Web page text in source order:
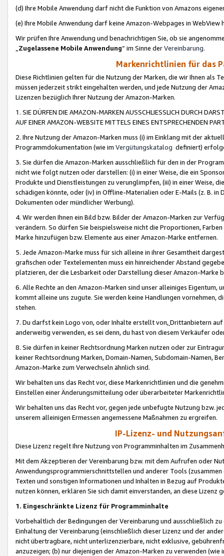
(d) Ihre Mobile Anwendung darf nicht die Funktion von Amazons
(e) Ihre Mobile Anwendung darf keine Amazon-Webpages in WebView
Wir prüfen Ihre Anwendung und benachrichtigen Sie, ob sie
„Zugelassene Mobile Anwendung“ im Sinne derVereinbarung.
Markenrichtlinien für das
Diese Richtlinien gelten für die Nutzung der Marken, die wir Ihnen als
müssen jederzeit strikt eingehalten werden, und jede Nutzung der
Lizenzen bezüglich Ihrer Nutzung der Amazon-Marken.
1. SIE DÜRFEN DIE AMAZON-MARKEN AUSSCHLIESSLICH DURCH
AUF EINER AMAZON-WEBSITE MITTELS EINES ENTSPRECHENDEN
2. Ihre Nutzung der Amazon-Marken muss (i) im Einklang mit der
Programmdokumentation (wie im Vergütungskatalog definiert)
3. Sie dürfen die Amazon-Marken ausschließlich für den in der
nicht wie folgt nutzen oder darstellen: (i) in einer Weise, die ein
Produkte und Dienstleistungen zu verunglimpfen, (iii) in einer Weise,
schädigen könnte, oder (iv) in Offline-Materialien oder E-Mails (z. B. in
Dokumenten oder mündlicher Werbung).
4. Wir werden Ihnen ein Bild bzw. Bilder der Amazon-Marken zur
verändern. So dürfen Sie beispielsweise nicht die Proportionen,
Marke hinzufügen bzw. Elemente aus einer Amazon-Marke entfernen.
5. Jede Amazon-Marke muss für sich alleine in ihrer Gesamtheit
grafischen oder Textelementen muss ein hinreichender Abstand
platzieren, der die Lesbarkeit oder Darstellung dieser Amazon-Marke
6. Alle Rechte an den Amazon-Marken sind unser alleiniges
kommt alleine uns zugute. Sie werden keine Handlungen vornehmen,
stehen.
7. Du darfst kein Logo von, oder Inhalte erstellt von,Drittanbietern auf
anderweitig verwenden, es sei denn, du hast von diesem Verkäufer
8. Sie dürfen in keiner Rechtsordnung Marken nutzen oder zur
keiner Rechtsordnung Marken, Domain-Namen, Subdomain-Namen,
Amazon-Marke zum Verwechseln ähnlich sind.
Wir behalten uns das Recht vor, diese Markenrichtlinien und die
Einstellen einer Änderungsmitteilung oder überarbeiteter
Wir behalten uns das Recht vor, gegen jede unbefugte Nutzung bzw.
unserem alleinigen Ermessen angemessene Maßnahmen zu ergreifen.
IP-Lizenz- und
Diese Lizenz regelt Ihre Nutzung von Programminhalten im
Mit dem Akzeptieren der Vereinbarung bzw. mit dem Aufrufen oder
Anwendungsprogrammierschnittstellen und anderer Tools (zusammen
Texten und sonstigen Informationen und Inhalten in Bezug auf
nutzen können, erklären Sie sich damit einverstanden, an diese Lizenz
1. Eingeschränkte Lizenz für Programminhalte
Vorbehaltlich der Bedingungen der Vereinbarung und ausschließlich
Einhaltung der Vereinbarung (einschließlich dieser Lizenz und der
nicht übertragbare, nicht unterlizenzierbare, nicht exklusive,
anzuzeigen; (b) nur diejenigen der Amazon-Marken zu verwenden